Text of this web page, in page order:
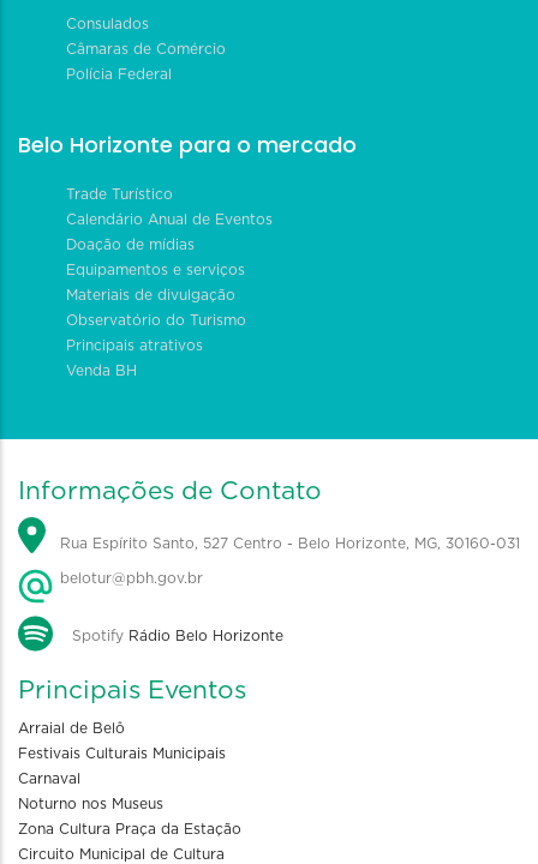
Consulados
Câmaras de Comércio
Polícia Federal
Belo Horizonte para o mercado
Trade Turístico
Calendário Anual de Eventos
Doação de mídias
Equipamentos e serviços
Materiais de divulgação
Observatório do Turismo
Principais atrativos
Venda BH
Informações de Contato
Rua Espírito Santo, 527 Centro - Belo Horizonte, MG, 30160-031
belotur@pbh.gov.br
Spotify Rádio Belo Horizonte
Principais Eventos
Arraial de Belô
Festivais Culturais Municipais
Carnaval
Noturno nos Museus
Zona Cultura Praça da Estação
Circuito Municipal de Cultura